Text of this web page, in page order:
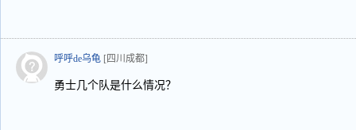
呼呼de乌龟 [四川成都]
勇士几个队是什么情况？